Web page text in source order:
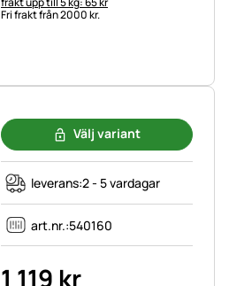
Fri frakt från 2000 kr.
Välj variant
leverans:2 - 5 vardagar
art.nr.:540160
1 119 kr